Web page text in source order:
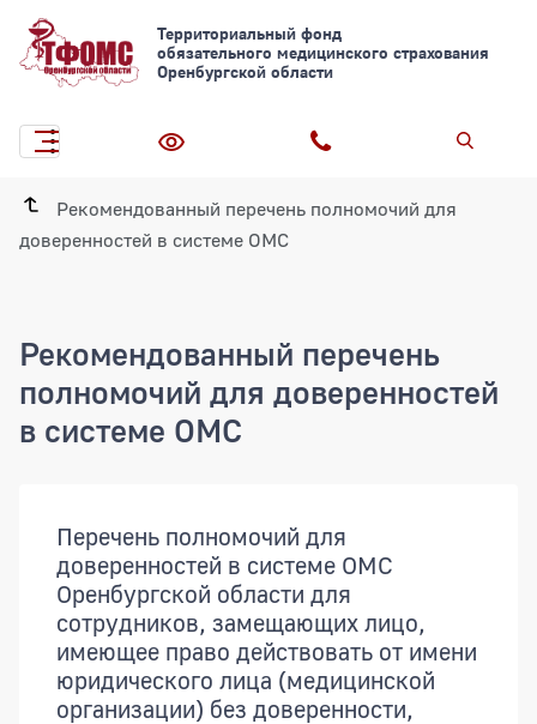
Территориальный фонд
обязательного медицинского страхования
Оренбургской области
Рекомендованный перечень полномочий для
доверенностей в системе ОМС
Рекомендованный перечень
полномочий для доверенностей
в системе ОМС
Перечень полномочий для
доверенностей в системе ОМС
Оренбургской области для
сотрудников, замещающих лицо,
имеющее право действовать от имени
юридического лица (медицинской
организации) без доверенности,